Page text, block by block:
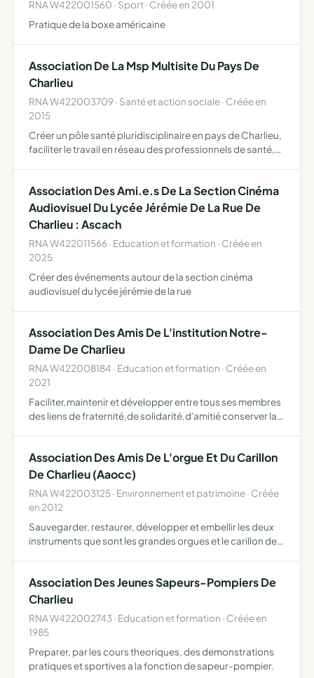
RNA W422001560 · Sport · Créée en 2001
Pratique de la boxe américaine
Association De La Msp Multisite Du Pays De
Charlieu
RNA W422003709 · Santé et action sociale · Créée en
2015
Créer un pôle santé pluridisciplinaire en pays de Charlieu,
faciliter le travail en réseau des professionnels de santé,
Association Des Ami.e.s De La Section Cinéma
Audiovisuel Du Lycée Jérémie De La Rue De
Charlieu : Ascach
RNA W422011566 · Education et formation · Créée en
2025
Créer des événements autour de la section cinéma
audiovisuel du lycée jérémie de la rue
Association Des Amis De L'institution Notre-
Dame De Charlieu
RNA W422008184 · Education et formation · Créée en
2021
Faciliter,maintenir et développer entre tous ses membres
des liens de fraternité,de solidarité,d'amitié conserver la
Association Des Amis De L'orgue Et Du Carillon
De Charlieu (Aaocc)
RNA W422003125 · Environnement et patrimoine · Créée
en 2012
Sauvegarder, restaurer, développer et embellir les deux
instruments que sont les grandes orgues et le carillon de
Association Des Jeunes Sapeurs-Pompiers De
Charlieu
RNA W422002743 · Education et formation · Créée en
1985
Preparer, par les cours theoriques, des demonstrations
pratiques et sportives a la fonction de sapeur-pompier.